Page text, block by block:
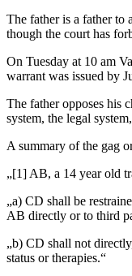
The father is a father to
though the court has
On Tuesday at 10 am
warrant was issued by
The father opposes his
system, the legal
A summary of the gag
„[1] AB, a 14 year old
„a) CD shall be
AB directly or to third
„b) CD shall not
status or therapies.“